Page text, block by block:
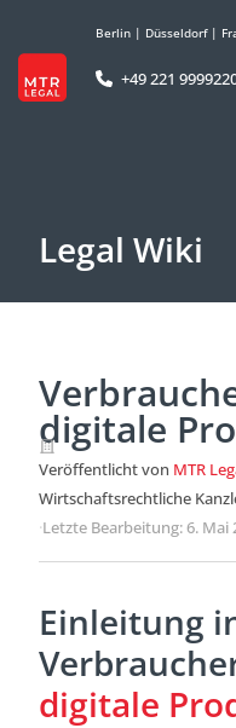
Berlin | Düsseldorf|
+49 221
Legal Wiki
digitale
Veröffentlicht von MTR
Wirtschaftsrechtliche
·Letzte Bearbeitung: 6. Mai
Einleitung
digitale